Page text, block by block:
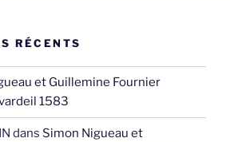
RÉCENTS
et Guillemine Fournier
1583
dans Simon Nigueau et